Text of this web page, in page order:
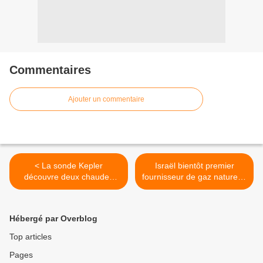
Commentaires
Ajouter un commentaire
< La sonde Kepler
découvre deux chaudes
planètes de la taille de la
Israël bientôt premier
fournisseur de gaz naturel à
l’Inde ? >
Hébergé par Overblog
Top articles
Pages